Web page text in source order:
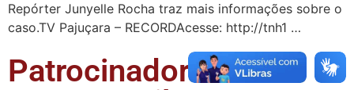
Repórter Junyelle Rocha traz mais informações sobre o
caso.TV Pajuçara – RECORDAcesse: http://tnh1 …
Patrocinadores da